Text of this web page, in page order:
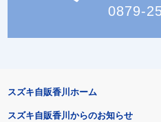
0879-
スズキ自販香川ホーム
スズキ自販香川からのお知らせ